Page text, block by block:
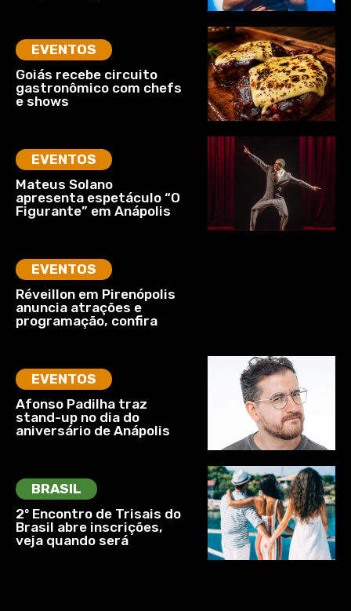
EVENTOS
Goiás recebe circuito
gastronômico com chefs
e shows
EVENTOS
Mateus Solano
apresenta espetáculo “O
Figurante” em Anápolis
EVENTOS
Réveillon em Pirenópolis
anuncia atrações e
programação, confira
EVENTOS
Afonso Padilha traz
stand-up no dia do
aniversário de Anápolis
BRASIL
2º Encontro de Trisais do
Brasil abre inscrições,
veja quando será